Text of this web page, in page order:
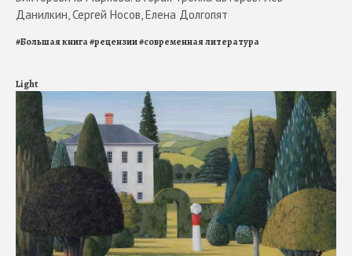
Данилкин, Сергей Носов, Елена Долгопят
#Большая книга#рецензии#современная литература
Light